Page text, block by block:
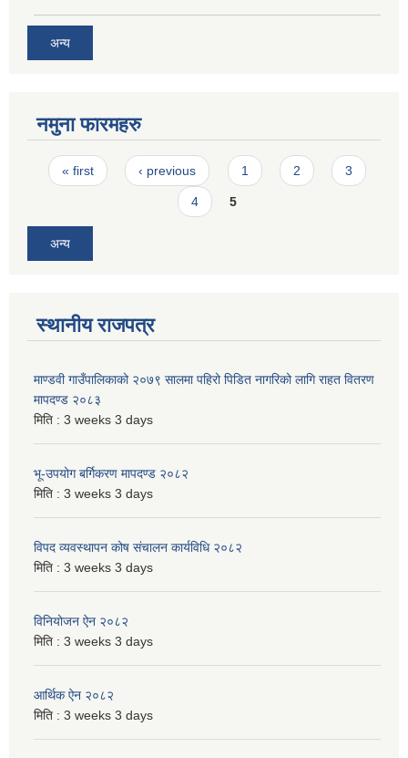
अन्य
नमुना फारमहरु
Pages
« first ‹ previous 1 2 3
4 5
अन्य
स्थानीय राजपत्र
माण्डवी गाउँपालिकाको २०७९ सालमा पहिरो पिडित नागरिको लागि राहत वितरण
मापदण्ड २०८३
मिति : 3 weeks 3 days
भू-उपयोग बर्गिकरण मापदण्ड २०८२
मिति : 3 weeks 3 days
विपद व्यवस्थापन कोष संचालन कार्यविधि २०८२
मिति : 3 weeks 3 days
विनियोजन ऐन २०८२
मिति : 3 weeks 3 days
आर्थिक ऐन २०८२
मिति : 3 weeks 3 days